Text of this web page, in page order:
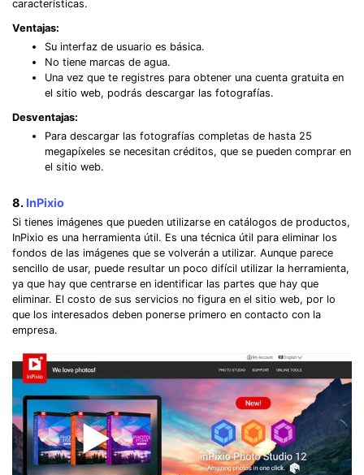
características.
Ventajas:
Su interfaz de usuario es básica.
No tiene marcas de agua.
Una vez que te registres para obtener una cuenta gratuita en
el sitio web, podrás descargar las fotografías.
Desventajas:
Para descargar las fotografías completas de hasta 25
megapíxeles se necesitan créditos, que se pueden comprar en
el sitio web.
8. InPixio
Si tienes imágenes que pueden utilizarse en catálogos de productos,
InPixio es una herramienta útil. Es una técnica útil para eliminar los
fondos de las imágenes que se volverán a utilizar. Aunque parece
sencillo de usar, puede resultar un poco difícil utilizar la herramienta,
ya que hay que centrarse en identificar las partes que hay que
eliminar. El costo de sus servicios no figura en el sitio web, por lo
que los interesados deben ponerse primero en contacto con la
empresa.
Record. Edit. Share. All with Filmora!
Got It Try It Now